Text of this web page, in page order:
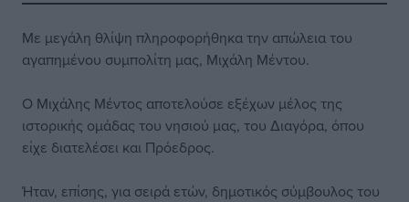
Με μεγάλη θλίψη πληροφορήθηκα την απώλεια του
αγαπημένου συμπολίτη μας, Μιχάλη Μέντου.
Ο Μιχάλης Μέντος αποτελούσε εξέχων μέλος της
ιστορικής ομάδας του νησιού μας, του Διαγόρα, όπου
είχε διατελέσει και Πρόεδρος.
Ήταν, επίσης, για σειρά ετών, δημοτικός σύμβουλος του